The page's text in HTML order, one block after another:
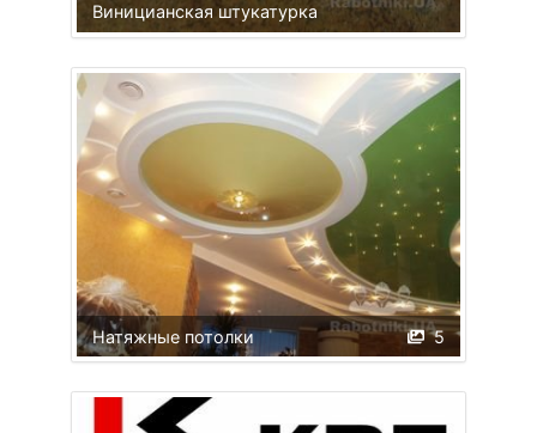
Виницианская штукатурка
5
Натяжные потолки